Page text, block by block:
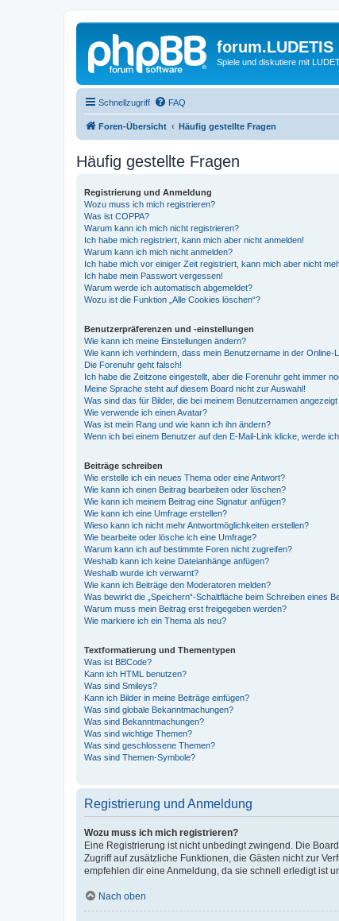
forum.LUDETIS
Spiele und diskutiere mit
Schnellzugriff FAQ
Foren-Übersicht Häufig gestellte Fragen
Häufig gestellte Fragen
Registrierung und Anmeldung
Wozu muss ich mich registrieren?
Was ist COPPA?
Warum kann ich mich nicht registrieren?
Ich habe mich registriert, kann mich aber nicht anmelden!
Warum kann ich mich nicht anmelden?
Ich habe mich vor einiger Zeit registriert, kann mich aber nicht
Ich habe mein Passwort vergessen!
Warum werde ich automatisch abgemeldet?
Wozu ist die Funktion „Alle Cookies löschen“?
Benutzerpräferenzen und -einstellungen
Wie kann ich meine Einstellungen ändern?
Wie kann ich verhindern, dass mein Benutzername in der Online-
Die Forenuhr geht falsch!
Ich habe die Zeitzone eingestellt, aber die Forenuhr geht immer
Meine Sprache steht auf diesem Board nicht zur Auswahl!
Was sind das für Bilder, die bei meinem Benutzernamen
Wie verwende ich einen Avatar?
Was ist mein Rang und wie kann ich ihn ändern?
Wenn ich bei einem Benutzer auf den E-Mail-Link klicke, werde
Beiträge schreiben
Wie erstelle ich ein neues Thema oder eine Antwort?
Wie kann ich einen Beitrag bearbeiten oder löschen?
Wie kann ich meinem Beitrag eine Signatur anfügen?
Wie kann ich eine Umfrage erstellen?
Wieso kann ich nicht mehr Antwortmöglichkeiten erstellen?
Wie bearbeite oder lösche ich eine Umfrage?
Warum kann ich auf bestimmte Foren nicht zugreifen?
Weshalb kann ich keine Dateianhänge anfügen?
Weshalb wurde ich verwarnt?
Wie kann ich Beiträge den Moderatoren melden?
Was bewirkt die „Speichern“-Schaltfläche beim Schreiben eines
Warum muss mein Beitrag erst freigegeben werden?
Wie markiere ich ein Thema als neu?
Textformatierung und Thementypen
Was ist BBCode?
Kann ich HTML benutzen?
Was sind Smileys?
Kann ich Bilder in meine Beiträge einfügen?
Was sind globale Bekanntmachungen?
Was sind Bekanntmachungen?
Was sind wichtige Themen?
Was sind geschlossene Themen?
Was sind Themen-Symbole?
Registrierung und Anmeldung
Wozu muss ich mich registrieren?
Eine Registrierung ist nicht unbedingt zwingend. Die
Zugriff auf zusätzliche Funktionen, die Gästen nicht zur
empfehlen dir eine Anmeldung, da sie schnell erledigt ist
Nach oben